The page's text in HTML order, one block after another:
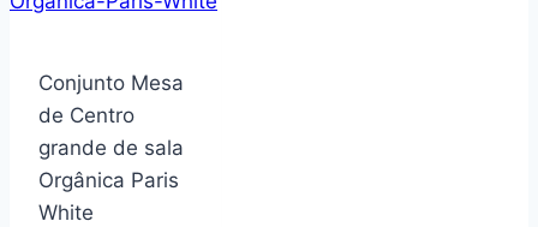
Mini
Criado
(OffWhite/Nature)
Conjunto Mesa
de Centro
grande de sala
Orgânica Paris
White